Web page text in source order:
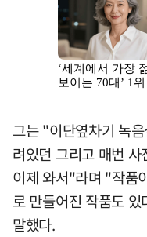
그는 "이단옆차기 녹
려있던 그리고 매번
이제 와서"라며 "작품
로 만들어진 작품도
말했다.